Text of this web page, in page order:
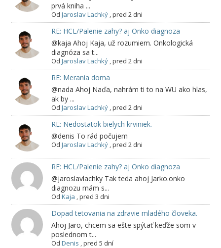
prvá kniha ...
Od Jaroslav Lachký,pred 2 dni
RE: HCL/Palenie zahy? aj Onko diagnoza
@kaja Ahoj Kaja, už rozumiem. Onkologická
diagnóza sa t...
Od Jaroslav Lachký,pred 2 dni
RE: Merania doma
@nada Ahoj Naďa, nahrám ti to na WU ako hlas,
ak by ...
Od Jaroslav Lachký,pred 2 dni
RE: Nedostatok bielych krviniek.
@denis To rád počujem
Od Jaroslav Lachký,pred 2 dni
RE: HCL/Palenie zahy? aj Onko diagnoza
@jaroslavlachky Tak teda ahoj Jarko.onko
diagnozu mám s...
Od Kaja ,pred 3 dni
Dopad tetovania na zdravie mladého človeka.
Ahoj Jaro, chcem sa ešte spýtať keďže som v
poslednom t...
Od Denis ,pred 5 dní